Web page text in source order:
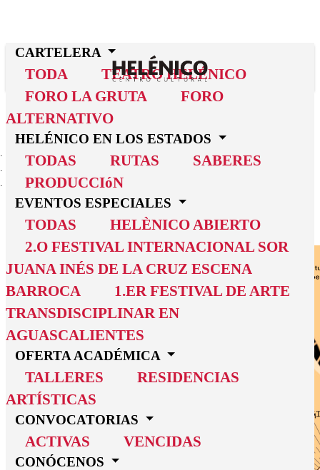
CARTELERA
TODA
TEATRO HELÉNICO
FORO LA GRUTA
FORO
ALTERNATIVO
HELÉNICO EN LOS ESTADOS
TODAS RUTAS
SABERES
PRODUCCIóN
EVENTOS ESPECIALES
TODAS
HELÈNICO ABIERTO
2.O FESTIVAL INTERNACIONAL SOR
JUANA INÉS DE LA CRUZ ESCENA
BARROCA
1.ER FESTIVAL DE ARTE
TRANSDISCIPLINAR EN
AGUASCALIENTES
OFERTA ACADÉMICA
TALLERES
RESIDENCIAS
ARTÍSTICAS
CONVOCATORIAS
ACTIVAS VENCIDAS
CONÓCENOS
INICIO
CARTELERA
LLÉVAME
Llévame